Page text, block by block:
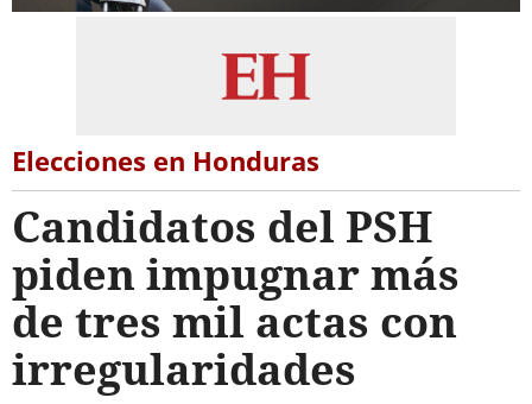
Elecciones en Honduras
Candidatos del PSH
piden impugnar más
de tres mil actas con
irregularidades